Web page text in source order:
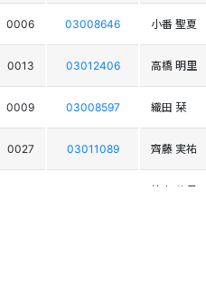
0006 03008646 小番 聖夏
0013 03012406 高橋 明里
0009 03008597 織田 栞
0027 03011089 齊藤 実祐
竹中 葉月